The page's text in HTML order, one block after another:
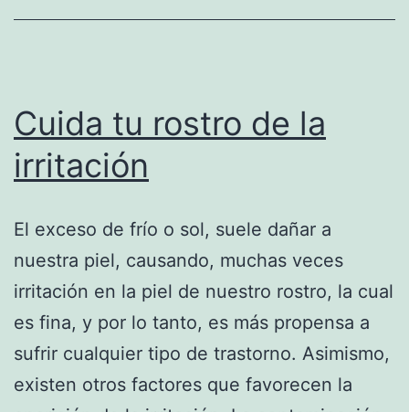
Cuida tu rostro de la
irritación
El exceso de frío o sol, suele dañar a
nuestra piel, causando, muchas veces
irritación en la piel de nuestro rostro, la cual
es fina, y por lo tanto, es más propensa a
sufrir cualquier tipo de trastorno. Asimismo,
existen otros factores que favorecen la